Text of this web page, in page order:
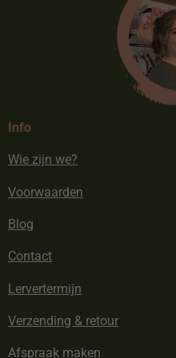
Info
Wie zijn we?
Voorwaarden
Blog
Contact
Lervertermijn
Verzending & retour
Afspraak maken